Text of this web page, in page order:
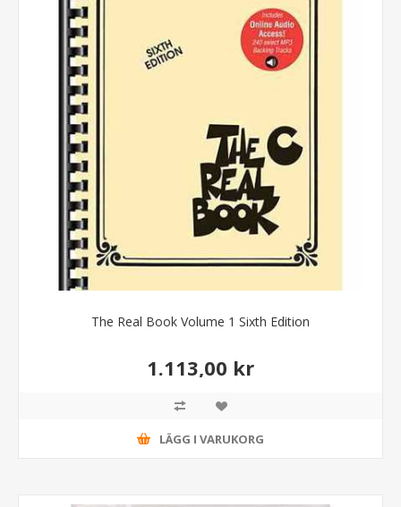
The Real Book Volume 1 Sixth Edition
1.113,00 kr
LÄGG I VARUKORG